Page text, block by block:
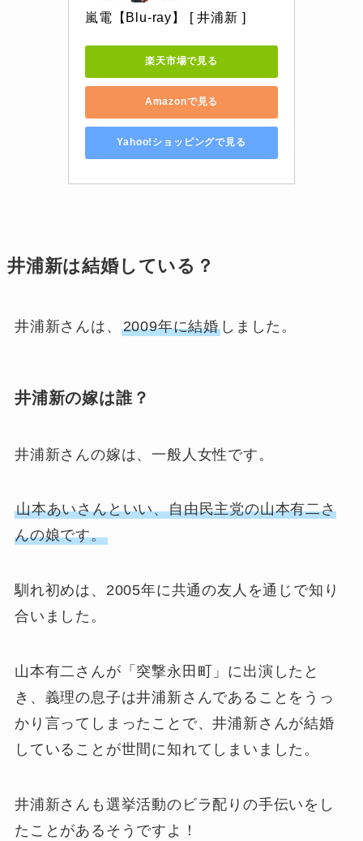
嵐電【Blu-ray】 [ 井浦新 ]
楽天市場で見る
Amazonで見る
Yahoo!ショッピングで見る
井浦新は結婚している？
井浦新さんは、 2009年に結婚 しました。
井浦新の嫁は誰？
井浦新さんの嫁は、一般人女性です。
山本あいさんといい、自由民主党の山本有二さ
んの娘です。
馴れ初めは、2005年に共通の友人を通じで知り
合いました。
山本有二さんが「突撃永田町」に出演したと
き、義理の息子は井浦新さんであることをうっ
かり言ってしまったことで、井浦新さんが結婚
していることが世間に知れてしまいました。
井浦新さんも選挙活動のビラ配りの手伝いをし
たことがあるそうですよ！